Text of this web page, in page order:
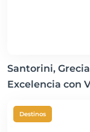
Santorini,
Excelencia con
Destinos